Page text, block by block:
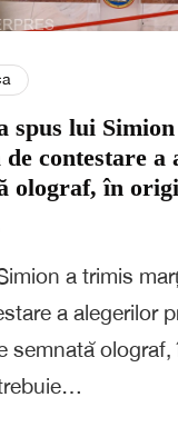
spus lui
de contestare a
olograf, în
a trimis
a alegerilor
semnată